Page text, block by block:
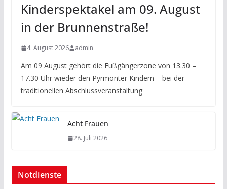
Kinderspektakel am 09. August
in der Brunnenstraße!
4. August 2026 admin
Am 09 August gehört die Fußgängerzone von 13.30 –
17.30 Uhr wieder den Pyrmonter Kindern – bei der
traditionellen Abschlussveranstaltung
Acht Frauen
28. Juli 2026
Notdienste